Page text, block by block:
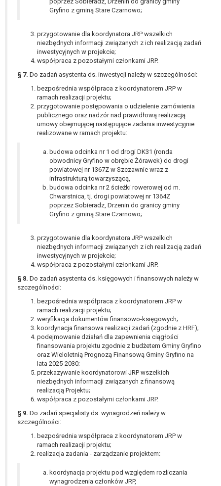
Gryfino z gminą Stare Czarnowo;
przygotowanie dla koordynatora JRP wszelkich
niezbędnych informacji związanych z ich realizacją zadań
inwestycyjnych w projekcie;
współpraca z pozostałymi członkami JRP.
§ 7. Do zadań asystenta ds. inwestycji należy w szczególności:
bezpośrednia współpraca z koordynatorem JRP w
ramach realizacji projektu;
przygotowanie postępowania o udzielenie zamówienia
publicznego oraz nadzór nad prawidłową realizacją
umowy obejmującej następujące zadania inwestycyjnie
realizowane w ramach projektu:
budowa odcinka nr 1 od drogi DK31 (ronda
obwodnicy Gryfino w obrębie Żórawek) do drogi
powiatowej nr 1367Z w Szczawnie wraz z
infrastrukturą towarzyszącą,
budowa odcinka nr 2 ścieżki rowerowej od m.
Chwarstnica, tj. drogi powiatowej nr 1364Z
poprzez Sobieradz, Drzenin do granicy gminy
Gryfino z gminą Stare Czarnowo;
przygotowanie dla koordynatora JRP wszelkich
niezbędnych informacji związanych z ich realizacją zadań
inwestycyjnych w projekcie;
współpraca z pozostałymi członkami JRP.
§ 8. Do zadań asystenta ds. księgowych i finansowych należy w
szczególności:
bezpośrednia współpraca z koordynatorem JRP w
ramach realizacji projektu;
weryfikacja dokumentów finansowo-księgowych;
koordynacja finansowa realizacji zadań (zgodnie z HRF);
podejmowanie działań dla zapewnienia ciągłości
finansowania projektu zgodnie z budżetem Gminy Gryfino
oraz Wieloletnią Prognozą Finansową Gminy Gryfino na
lata 2025-2030;
przekazywanie koordynatorowi JRP wszelkich
niezbędnych informacji związanych z finansową
realizacją Projektu;
współpraca z pozostałymi członkami JRP.
§ 9. Do zadań specjalisty ds. wynagrodzeń należy w
szczególności:
bezpośrednia współpraca z koordynatorem JRP w
ramach realizacji projektu;
realizacja zadania - zarządzanie projektem:
koordynacja projektu pod względem rozliczania
wynagrodzenia członków JRP,